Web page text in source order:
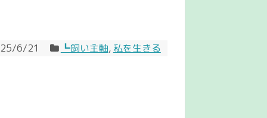
6/21 ┗飼い主軸, 私を生きる